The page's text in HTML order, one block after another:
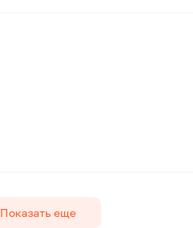
Показать еще